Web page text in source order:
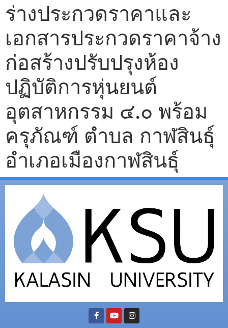
ร่างประกวดราคาและ
เอกสารประกวดราคาจ้าง
ก่อสร้างปรับปรุงห้อง
ปฏิบัติการหุ่นยนต์
อุตสาหกรรม ๔.๐ พร้อม
ครุภัณฑ์ ตำบล กาฬสินธุ์
อำเภอเมืองกาฬสินธุ์